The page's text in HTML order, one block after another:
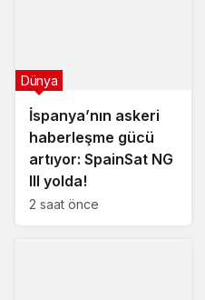
İspanya’nın askeri
haberleşme gücü
artıyor: SpainSat NG
III yolda!
Dünya
2 saat önce